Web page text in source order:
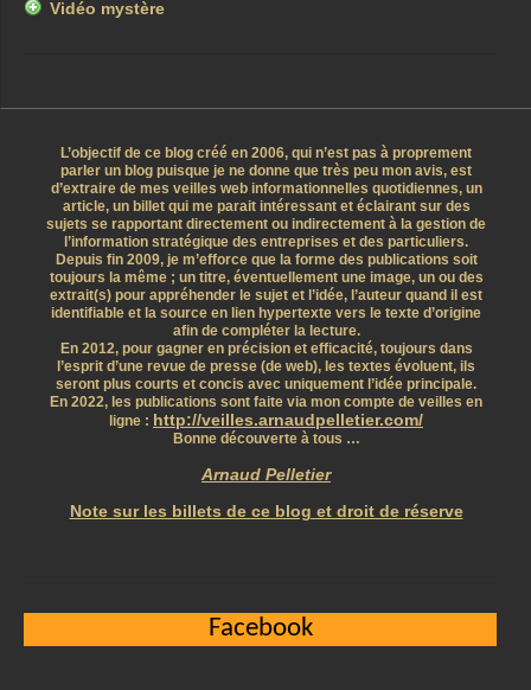
Vidéo mystère
L’objectif de ce blog créé en 2006, qui n’est pas à proprement
parler un blog puisque je ne donne que très peu mon avis, est
d’extraire de mes veilles web informationnelles quotidiennes, un
article, un billet qui me parait intéressant et éclairant sur des
sujets se rapportant directement ou indirectement à la gestion de
l’information stratégique des entreprises et des particuliers.
Depuis fin 2009, je m’efforce que la forme des publications soit
toujours la même ; un titre, éventuellement une image, un ou des
extrait(s) pour appréhender le sujet et l’idée, l’auteur quand il est
identifiable et la source en lien hypertexte vers le texte d’origine
afin de compléter la lecture.
En 2012, pour gagner en précision et efficacité, toujours dans
l’esprit d’une revue de presse (de web), les textes évoluent, ils
seront plus courts et concis avec uniquement l’idée principale.
En 2022, les publications sont faite via mon compte de veilles en
ligne : http://veilles.arnaudpelletier.com/
Bonne découverte à tous …
Arnaud Pelletier
Note sur les billets de ce blog et droit de réserve
Facebook